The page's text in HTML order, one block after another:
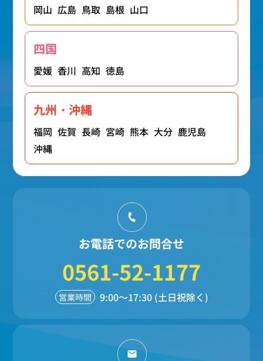
岡山 広島 鳥取 島根 山口
四国
愛媛 香川 高知 徳島
九州・沖縄
福岡 佐賀 長崎 宮崎 熊本 大分 鹿児島
沖縄
お電話でのお問合せ
0561-52-1177
営業時間 9:00～17:30 (土日祝除く)